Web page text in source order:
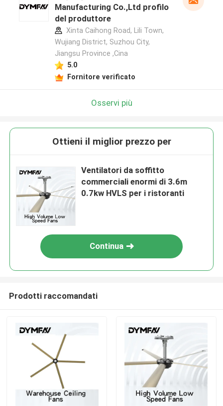
Manufacturing Co.,Ltd profilo
del produttore
Xinta Caihong Road, Lili Town,
Wujiang District, Suzhou City,
Jiangsu Province ,Cina
5.0
Fornitore verificato
Osservi più
Ottieni il miglior prezzo per
Ventilatori da soffitto
commerciali enormi di 3.6m
0.7kw HVLS per i ristoranti
Continua
Prodotti raccomandati